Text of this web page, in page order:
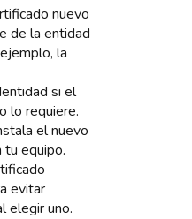
nuevo
de la entidad
la
si el
lo requiere.
el nuevo
tu equipo.
evitar
elegir uno.